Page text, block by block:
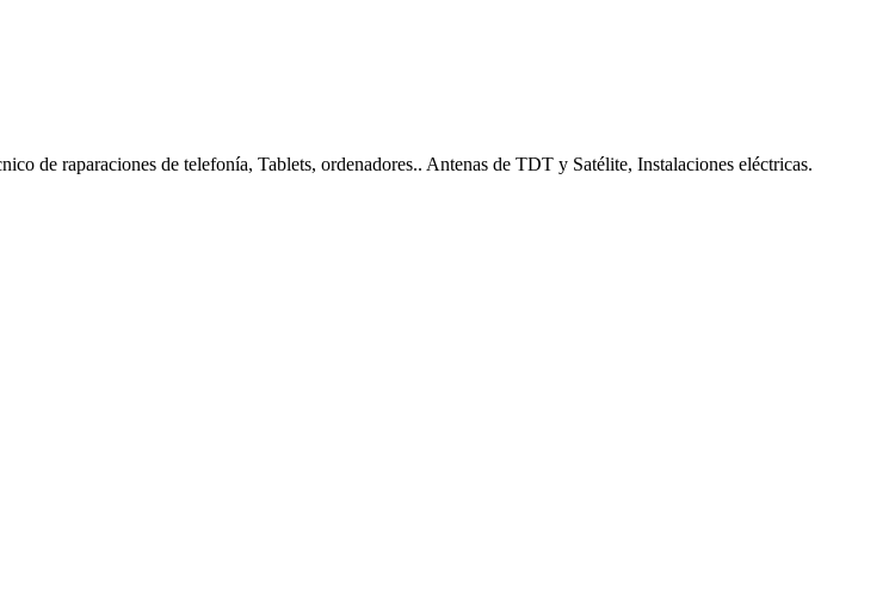
raparaciones de telefonía, Tablets, ordenadores.. Antenas de TDT y Satélite, Instalaciones eléctricas.